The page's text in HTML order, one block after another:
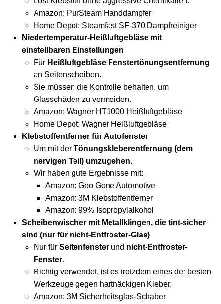
Amazon: PurSteam Handdampfer
Home Depot: Steamfast SF-370 Dampfreiniger
Niedertemperatur-Heißluftgebläse mit
einstellbaren Einstellungen
Für Heißluftgebläse Fenstertönungsentfernung
an Seitenscheiben.
Sie müssen die Kontrolle behalten, um
Glasschäden zu vermeiden.
Amazon: Wagner HT1000 Heißluftgebläse
Home Depot: Wagner Heißluftgebläse
Klebstoffentferner für Autofenster
Um mit der Tönungskleberentfernung (dem
nervigen Teil) umzugehen.
Wir haben gute Ergebnisse mit:
Amazon: Goo Gone Automotive
Amazon: 3M Klebstoffentferner
Amazon: 99% Isopropylalkohol
Scheibenwischer mit Metallklingen, die tint-sicher
sind (nur für nicht-Entfroster-Glas)
Nur für Seitenfenster und nicht-Entfroster-
Fenster.
Richtig verwendet, ist es trotzdem eines der besten
Werkzeuge gegen hartnäckigen Kleber.
Amazon: 3M Sicherheitsglas-Schaber